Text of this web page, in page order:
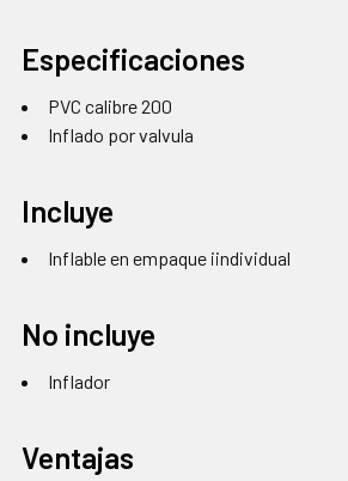
Especificaciones
PVC calibre 200
Inflado por valvula
Incluye
Inflable en empaque iindividual
No incluye
Inflador
Ventajas